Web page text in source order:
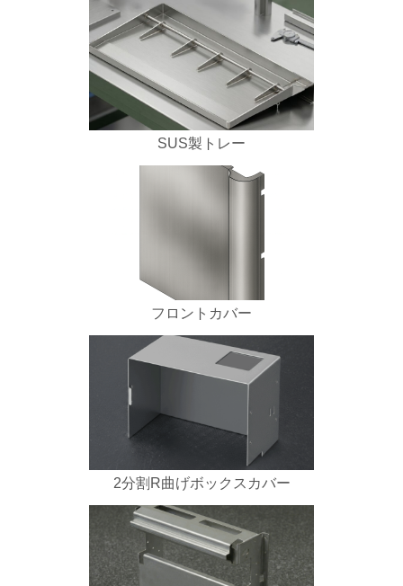
SUS製トレー
フロントカバー
2分割R曲げボックスカバー